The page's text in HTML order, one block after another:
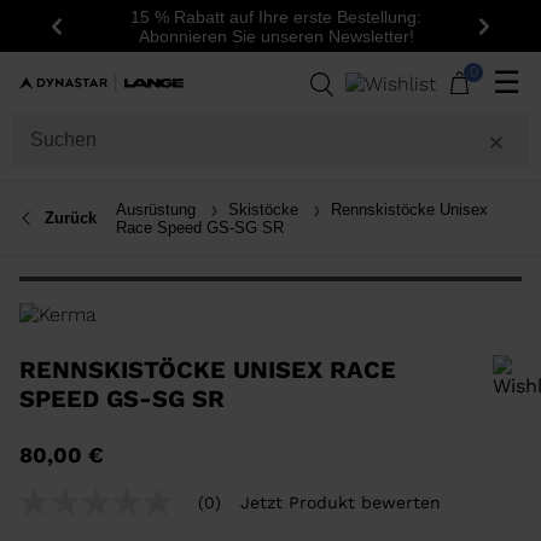
Zurück
15 % Rabatt auf Ihre erste Bestellung:
Abonnieren Sie unseren Newsletter!
0 ☰
Zurück Ausrüstung Skistöcke
Rennskistöcke Unisex
Race Speed GS-SG SR
RENNSKISTÖCKE UNISEX RACE
SPEED GS-SG SR
Größe aus
80,00 €
(0) Jetzt Produkt bewerten